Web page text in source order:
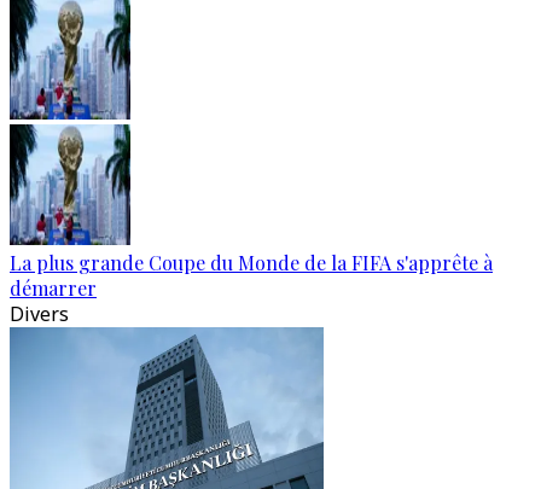
La plus grande Coupe du Monde de la FIFA s'apprête à
démarrer
Divers